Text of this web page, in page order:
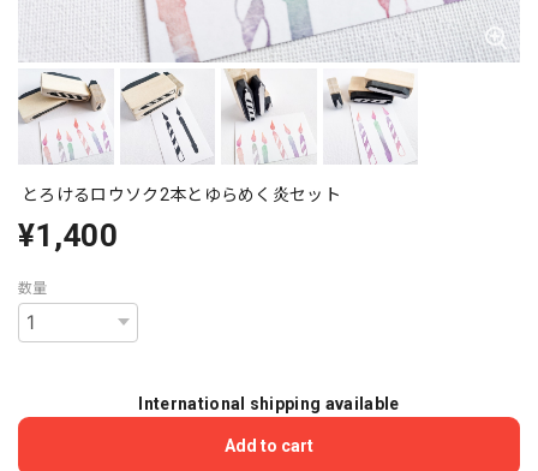
とろけるロウソク2本とゆらめく炎セット
¥1,400
数量
International shipping available
Add to cart